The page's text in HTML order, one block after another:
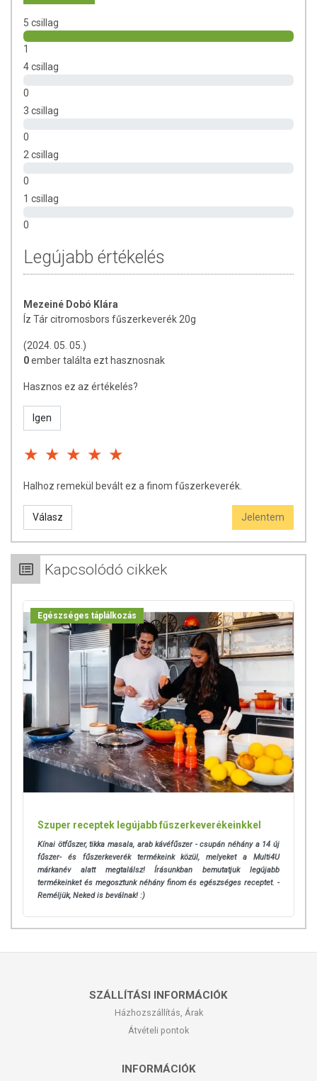
5 csillag
1
4 csillag
0
3 csillag
0
2 csillag
0
1 csillag
0
Legújabb értékelés
Mezeiné Dobó Klára
Íz Tár citromosbors fűszerkeverék 20g
(2024. 05. 05.)
0ember találta ezt hasznosnak
Hasznos ez az értékelés?
Igen
Halhoz remekül bevált ez a finom fűszerkeverék.
Válasz Jelentem
Kapcsolódó cikkek
Egészséges táplálkozás
Szuper receptek legújabb fűszerkeverékeinkkel
Kínai ötfűszer, tikka masala, arab kávéfűszer - csupán néhány a 14 új
fűszer- és fűszerkeverék termékeink közül, melyeket a Multi4U
márkanév alatt megtalálsz! Írásunkban bemutatjuk legújabb
termékeinket és megosztunk néhány finom és egészséges receptet. -
Reméljük, Neked is beválnak! :)
SZÁLLÍTÁSI INFORMÁCIÓK
Házhozszállítás, Árak
Átvételi pontok
INFORMÁCIÓK